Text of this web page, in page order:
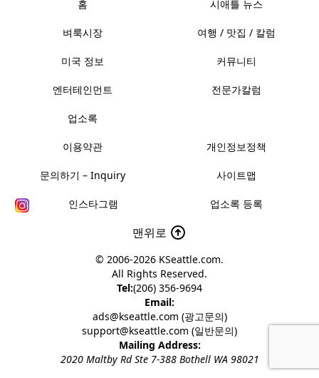
홈 시애틀 뉴스
벼룩시장 여행 / 맛집 / 칼럼
미국 정보 커뮤니티
엔터테인먼트 전문가칼럼
업소록
이용약관 개인정보정책
문의하기 – Inquiry 사이트맵
인스타그램 업소록 등록
맨위로
© 2006-2026 KSeattle.com.
All Rights Reserved.
Tel:(206) 356-9694
Email:
ads@kseattle.com (광고문의)
support@kseattle.com (일반문의)
Mailing Address:
2020 Maltby Rd Ste 7-388 Bothell WA 98021